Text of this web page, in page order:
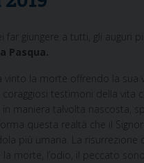
far giungere a tutti, gli auguri
Pasqua.
vinto la morte offrendo la sua
testimoni della vita
in maniera talvolta nascosta,
questa realtà che il
più umana. La risurrezione
la morte, l’odio, il peccato